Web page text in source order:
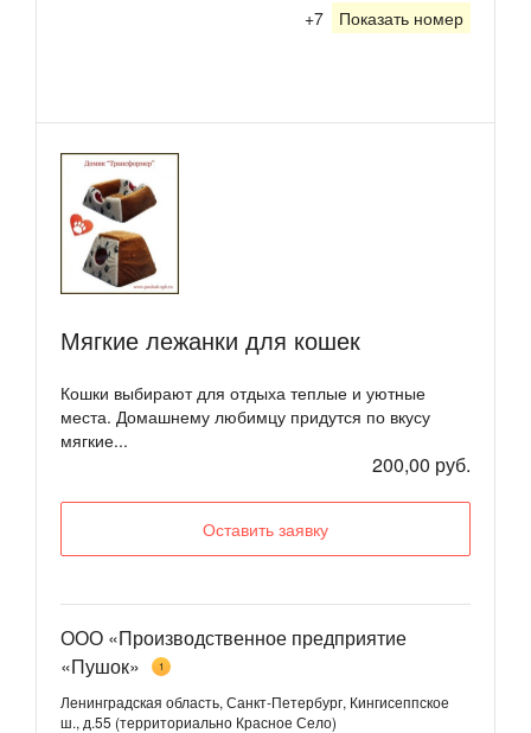
+7 Показать номер
Мягкие лежанки для кошек
Кошки выбирают для отдыха теплые и уютные
места. Домашнему любимцу придутся по вкусу
мягкие...
200,00 руб.
Оставить заявку
ООО «Производственное предприятие
«Пушок»
1
Ленинградская область, Санкт-Петербург, Кингисеппское
ш., д.55 (территориально Красное Село)